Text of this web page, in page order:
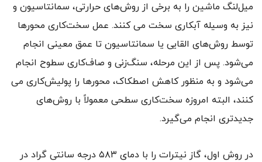
میل‌لنگ ماشین را به برخی از روش‌های حرارتی، سمانتاسیون و
نیز به وسیله آبکاری سخت می کنند. عمل سخت‌کاری محورها
توسط روش‌های القایی یا سمانتاسیون تا عمق معینی انجام
می‌شود. پس از این مرحله، سنگ‌زنی و صاف‌کاری سطوح انجام
می‌شود و به ‌منظور کاهش اصطکاک، محورها را پولیش‌کاری می
کنند، البته امروزه سخت‌کاری سطحی معمولاً با روش‌های
جدیدتری انجام می‌گیرد.
در روش اول، گاز نیترات را با دمای ۵۸۳ درجه سانتی گراد در